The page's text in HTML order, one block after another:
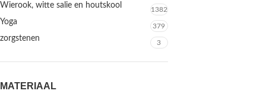
Wierook, witte salie en houtskool 1382
Yoga 379
zorgstenen 3
MATERIAAL